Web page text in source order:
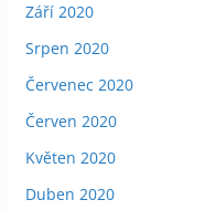
Září 2020
Srpen 2020
Červenec 2020
Červen 2020
Květen 2020
Duben 2020